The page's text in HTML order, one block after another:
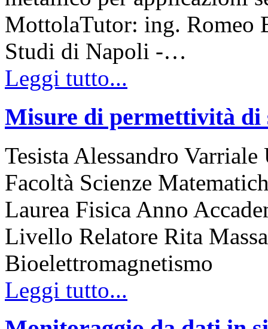
MottolaTutor: ing. Romeo
Studi di Napoli -…
Leggi tutto...
Misure di permettività di
Tesista Alessandro
Facoltà Scienze
Laurea Fisica Anno
Livello Relatore Rita
Bioelettromagnetismo
Leggi tutto...